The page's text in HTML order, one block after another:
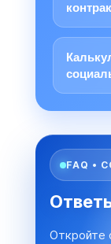
FAQ •
Откройте